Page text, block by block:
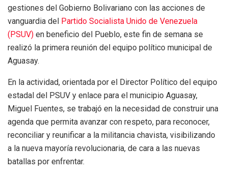
gestiones del Gobierno Bolivariano con las acciones de
vanguardia del Partido Socialista Unido de Venezuela
(PSUV) en beneficio del Pueblo, este fin de semana se
realizó la primera reunión del equipo político municipal de
Aguasay.
En la actividad, orientada por el Director Político del equipo
estadal del PSUV y enlace para el municipio Aguasay,
Miguel Fuentes, se trabajó en la necesidad de construir una
agenda que permita avanzar con respeto, para reconocer,
reconciliar y reunificar a la militancia chavista, visibilizando
a la nueva mayoría revolucionaria, de cara a las nuevas
batallas por enfrentar.